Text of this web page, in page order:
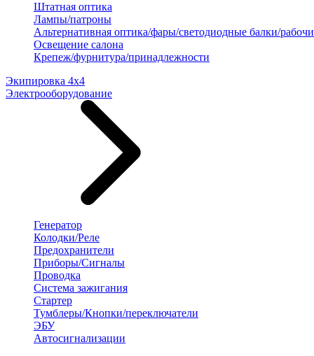
Штатная оптика
Лампы/патроны
Альтернативная оптика/фары/светодиодные балки/
Освещение салона
Крепеж/фурнитура/принадлежности
Экипировка 4х4
Электрооборудование
Генератор
Колодки/Реле
Предохранители
Приборы/Сигналы
Проводка
Система зажигания
Стартер
Тумблеры/Кнопки/переключатели
ЭБУ
Автосигнализации